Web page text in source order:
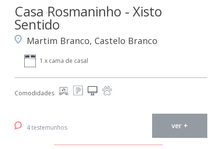
Casa Rosmaninho - Xisto
Sentido
Martim Branco, Castelo Branco
1 x cama de casal
Comodidades
4 testemunhos ver +